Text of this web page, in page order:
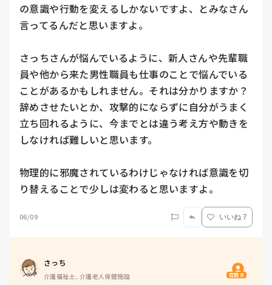
の意識や行動を変えるしかないですよ、とみなさん
言ってるんだと思いますよ。
さっちさんが悩んでいるように、新人さんや先輩職
員や他から来た男性職員も仕事のことで悩んでいる
ことがあるかもしれません。それは分かりますか？
辞めさせたいとか、攻撃的にならずに自分がうまく
立ち回れるように、今までとは違う考え方や動きを
しなければ難しいと思います。
物理的に邪魔されているわけじゃなければ意識を切
り替えることで少しは変わると思いますよ。
06/09 いいね 7
さっち
介護福祉士, 介護老人保健施設 質問主